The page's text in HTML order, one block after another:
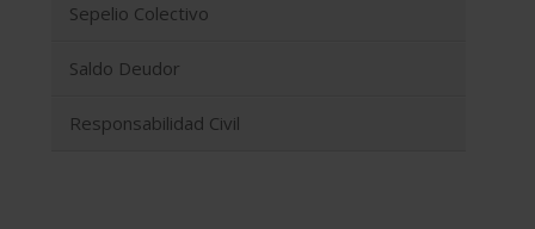
Sepelio Colectivo
Saldo Deudor
Responsabilidad Civil